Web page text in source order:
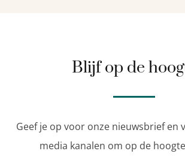
Blijf op de
Geef je op voor onze nieuwsbrief en
media kanalen om op de